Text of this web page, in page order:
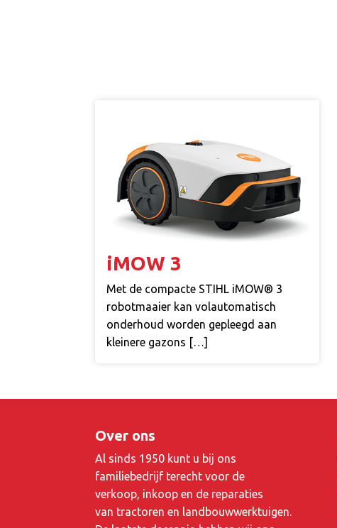
iMOW 3
Met de compacte STIHL iMOW® 3
robotmaaier kan volautomatisch
onderhoud worden gepleegd aan
kleinere gazons […]
Over ons
Al sinds 1950 kunt u bij ons
familiebedrijf terecht voor de
verkoop, inkoop en de reparaties
van tractoren en landbouwwerktuigen.